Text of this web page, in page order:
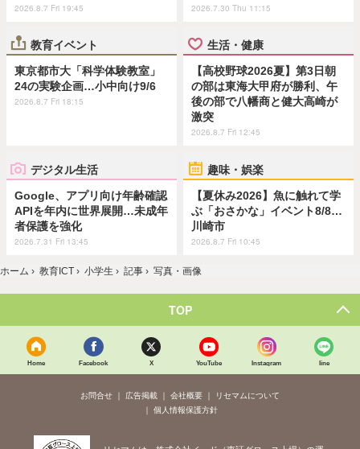
2026.8.7 Fri 19:45 2026.7.30 Thu 11:15
教育イベント
東京都市大「科学体験教室」
24の実験企画…小中向け9/6
2026.8.7 Fri 18:15
生活・健康
【高校野球2026夏】第3日朝
の部は東海大甲府が勝利、午
後の部で八幡商と健大高崎が
激突
2026.8.7 Fri 12:45
デジタル生活
Google、アプリ向け年齢確認
APIを年内に世界展開…未成年
者保護を強化
2026.7.31 Fri 13:45
趣味・娯楽
【夏休み2026】魚に触れて学
ぶ「おさかな」イベント8/8…
川崎市
2026.8.7 Fri 10:45
ホーム › 教育ICT › 小学生 › 記事 › 写真・画像
TOP
Home Facebook X YouTube Instagram line
お問合せ 広告掲載 会社概要
リセマムについて
個人情報保護方針